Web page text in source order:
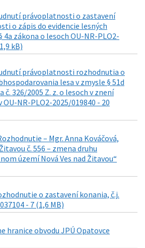
právoplatnosti o zastavení
o zápis do evidencie lesných
4a zákona o lesoch OU-NR-PLO2-
kB)
právoplatnosti rozhodnutia o
lesa v zmysle § 51d
č. 326/2005 Z. z. o lesoch v znení
NR-PLO2-2025/019840 - 20
– Mgr. Anna Kováčová,
č. 556 – zmena druhu
území Nová Ves nad Žitavou“
o zastavení konania, č.j.
- 7 (1,6 MB)
hranice obvodu JPÚ Opatovce